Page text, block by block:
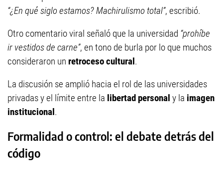
“¿En qué siglo estamos? Machirulismo total”, escribió.
Otro comentario viral señaló que la universidad “prohíbe
ir vestidos de carne”, en tono de burla por lo que muchos
consideraron un retroceso cultural.
La discusión se amplió hacia el rol de las universidades
privadas y el límite entre la libertad personal y la imagen
institucional.
Formalidad o control: el debate detrás del
código